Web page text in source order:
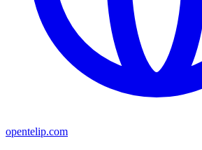
opentelip.com